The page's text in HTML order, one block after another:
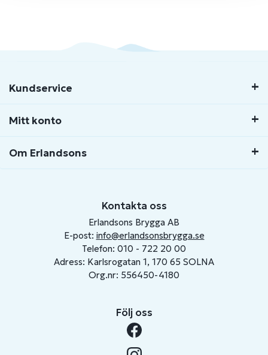
Kundservice
Mitt konto
Om Erlandsons
Kontakta oss
Erlandsons Brygga AB
E-post: info@erlandsonsbrygga.se
Telefon: 010 - 722 20 00
Adress: Karlsrogatan 1, 170 65 SOLNA
Org.nr: 556450-4180
Följ oss